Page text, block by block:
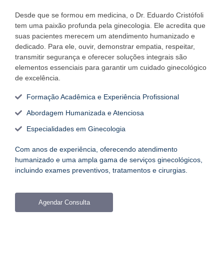
Desde que se formou em medicina, o Dr. Eduardo Cristófoli
tem uma paixão profunda pela ginecologia. Ele acredita que
suas pacientes merecem um atendimento humanizado e
dedicado. Para ele, ouvir, demonstrar empatia, respeitar,
transmitir segurança e oferecer soluções integrais são
elementos essenciais para garantir um cuidado ginecológico
de excelência.
Formação Acadêmica e Experiência Profissional
Abordagem Humanizada e Atenciosa
Especialidades em Ginecologia
Com anos de experiência, oferecendo atendimento
humanizado e uma ampla gama de serviços ginecológicos,
incluindo exames preventivos, tratamentos e cirurgias.
Agendar Consulta